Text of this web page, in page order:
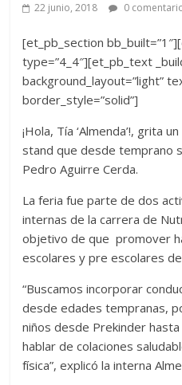
22 junio, 2018 0
[et_pb_section
type=”4_4″][et_pb_text
background_layout=”light”
border_style=”solid”]
¡Hola, Tía ‘Almenda’!, grita
stand que desde temprano
Pedro Aguirre Cerda.
La feria fue parte de dos
internas de la carrera de
objetivo de que promover
escolares y pre escolares de
“Buscamos incorporar
desde edades tempranas,
niños desde Prekinder
hablar de colaciones
física”, explicó la interna